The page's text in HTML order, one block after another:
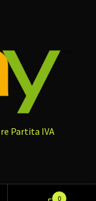
Partita IVA
0